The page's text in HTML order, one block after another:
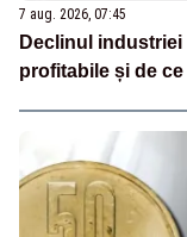
7 aug. 2026, 07:45
Declinul
profitabile și de